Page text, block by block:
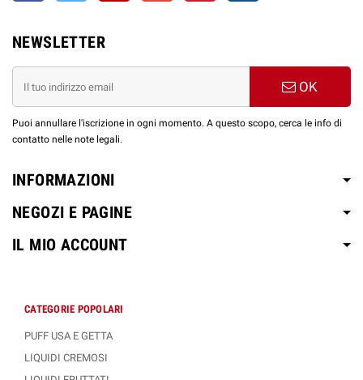
NEWSLETTER
OK
Puoi annullare l'iscrizione in ogni momento. A questo scopo, cerca le info di
contatto nelle note legali.
INFORMAZIONI
NEGOZI E PAGINE
IL MIO ACCOUNT
CATEGORIE POPOLARI
PUFF USA E GETTA
LIQUIDI CREMOSI